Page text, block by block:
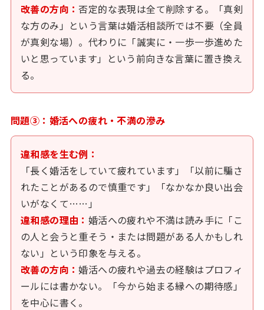
改善の方向：否定的な表現は全て削除する。「真剣
な方のみ」という言葉は婚活相談所では不要（全員
が真剣な場）。代わりに「誠実に・一歩一歩進めた
いと思っています」という前向きな言葉に置き換え
る。
問題③：婚活への疲れ・不満の滲み
違和感を生む例：
「長く婚活をしていて疲れています」「以前に騙さ
れたことがあるので慎重です」「なかなか良い出会
いがなくて……」
違和感の理由： 婚活への疲れや不満は読み手に「こ
の人と会うと重そう・または問題がある人かもしれ
ない」という印象を与える。
改善の方向：婚活への疲れや過去の経験はプロフィ
ールには書かない。「今から始まる縁への期待感」
を中心に書く。